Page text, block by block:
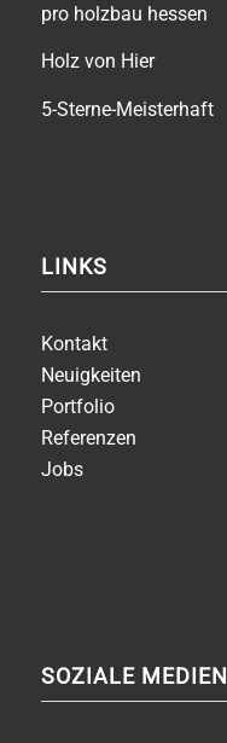
pro holzbau hessen
Holz von Hier
5-Sterne-Meisterhaft
LINKS
Kontakt
Neuigkeiten
Portfolio
Referenzen
Jobs
SOZIALE MEDIEN